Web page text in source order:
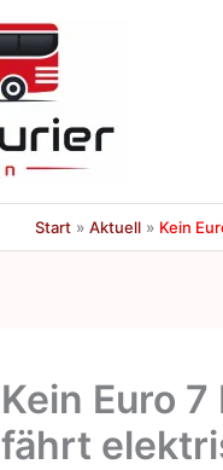
Start Aktuell Kein
Kein Euro
fährt